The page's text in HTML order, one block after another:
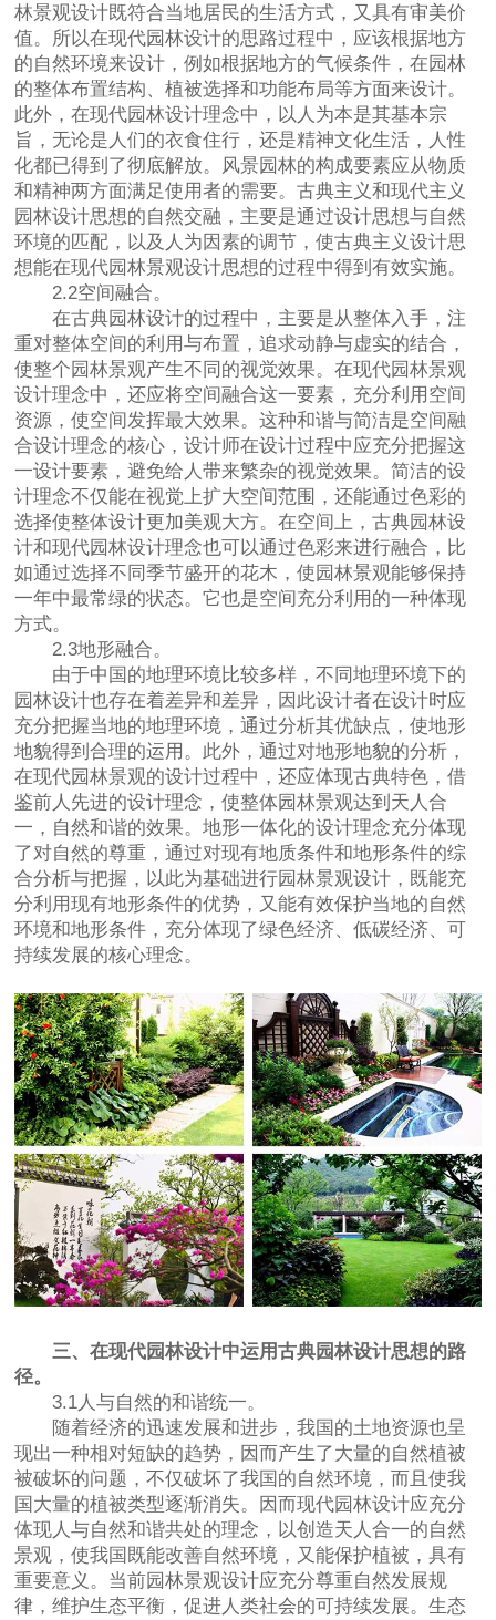
林景观设计既符合当地居民的生活方式，又具有审美价
值。所以在现代园林设计的思路过程中，应该根据地方
的自然环境来设计，例如根据地方的气候条件，在园林
的整体布置结构、植被选择和功能布局等方面来设计。
此外，在现代园林设计理念中，以人为本是其基本宗
旨，无论是人们的衣食住行，还是精神文化生活，人性
化都已得到了彻底解放。风景园林的构成要素应从物质
和精神两方面满足使用者的需要。古典主义和现代主义
园林设计思想的自然交融，主要是通过设计思想与自然
环境的匹配，以及人为因素的调节，使古典主义设计思
想能在现代园林景观设计思想的过程中得到有效实施。
2.2空间融合。
在古典园林设计的过程中，主要是从整体入手，注
重对整体空间的利用与布置，追求动静与虚实的结合，
使整个园林景观产生不同的视觉效果。在现代园林景观
设计理念中，还应将空间融合这一要素，充分利用空间
资源，使空间发挥最大效果。这种和谐与简洁是空间融
合设计理念的核心，设计师在设计过程中应充分把握这
一设计要素，避免给人带来繁杂的视觉效果。简洁的设
计理念不仅能在视觉上扩大空间范围，还能通过色彩的
选择使整体设计更加美观大方。在空间上，古典园林设
计和现代园林设计理念也可以通过色彩来进行融合，比
如通过选择不同季节盛开的花木，使园林景观能够保持
一年中最常绿的状态。它也是空间充分利用的一种体现
方式。
2.3地形融合。
由于中国的地理环境比较多样，不同地理环境下的
园林设计也存在着差异和差异，因此设计者在设计时应
充分把握当地的地理环境，通过分析其优缺点，使地形
地貌得到合理的运用。此外，通过对地形地貌的分析，
在现代园林景观的设计过程中，还应体现古典特色，借
鉴前人先进的设计理念，使整体园林景观达到天人合
一，自然和谐的效果。地形一体化的设计理念充分体现
了对自然的尊重，通过对现有地质条件和地形条件的综
合分析与把握，以此为基础进行园林景观设计，既能充
分利用现有地形条件的优势，又能有效保护当地的自然
环境和地形条件，充分体现了绿色经济、低碳经济、可
持续发展的核心理念。
三、在现代园林设计中运用古典园林设计思想的路
径。
3.1人与自然的和谐统一。
随着经济的迅速发展和进步，我国的土地资源也呈
现出一种相对短缺的趋势，因而产生了大量的自然植被
被破坏的问题，不仅破坏了我国的自然环境，而且使我
国大量的植被类型逐渐消失。因而现代园林设计应充分
体现人与自然和谐共处的理念，以创造天人合一的自然
景观，使我国既能改善自然环境，又能保护植被，具有
重要意义。当前园林景观设计应充分尊重自然发展规
律，维护生态平衡，促进人类社会的可持续发展。生态